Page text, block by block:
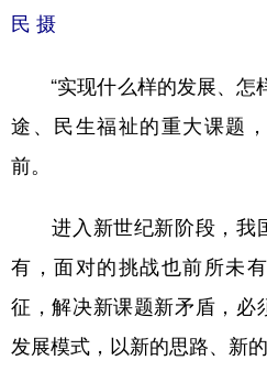
民 摄
“实现什么样的发展、怎
途、民生福祉的重大课题
前。
进入新世纪新阶段，我
有，面对的挑战也前所未
征，解决新课题新矛盾，必
发展模式，以新的思路、新